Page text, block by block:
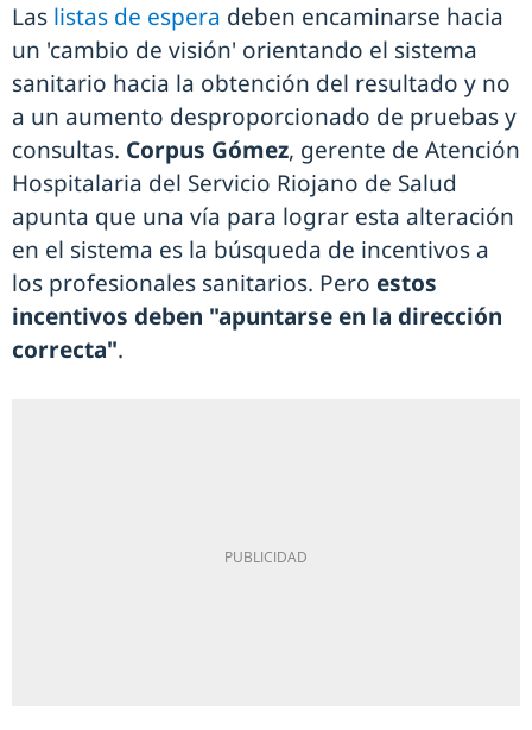
Las listas de espera deben encaminarse hacia
un 'cambio de visión' orientando el sistema
sanitario hacia la obtención del resultado y no
a un aumento desproporcionado de pruebas y
consultas. Corpus Gómez, gerente de Atención
Hospitalaria del Servicio Riojano de Salud
apunta que una vía para lograr esta alteración
en el sistema es la búsqueda de incentivos a
los profesionales sanitarios. Pero estos
incentivos deben "apuntarse en la dirección
correcta".